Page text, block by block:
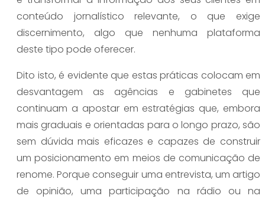
conteúdo jornalístico relevante, o que exige
discernimento, algo que nenhuma plataforma
deste tipo pode oferecer.
Dito isto, é evidente que estas práticas colocam em
desvantagem as agências e gabinetes que
continuam a apostar em estratégias que, embora
mais graduais e orientadas para o longo prazo, são
sem dúvida mais eficazes e capazes de construir
um posicionamento em meios de comunicação de
renome. Porque conseguir uma entrevista, um artigo
de opinião, uma participação na rádio ou na